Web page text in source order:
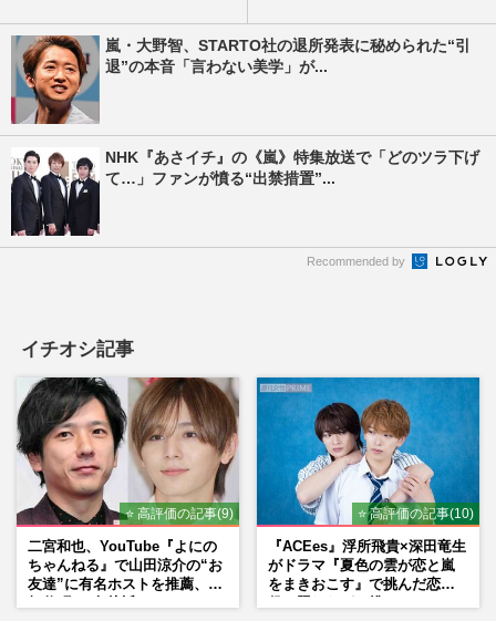
嵐・大野智、STARTO社の退所発表に秘められた“引
退”の本音「言わない美学」が...
NHK『あさイチ』の《嵐》特集放送で「どのツラ下げ
て…」ファンが憤る“出禁措置”...
Recommended by
イチオシ記事
⭐ 高評価の記事(9)
二宮和也、YouTube『よにの
ちゃんねる』で山田涼介の“お
友達”に有名ホストを推薦、歌
⭐ 高評価の記事(10)
『ACEes』浮所飛貴×深田竜生
がドラマ『夏色の雲が恋と嵐
をまきおこす』で挑んだ恋人